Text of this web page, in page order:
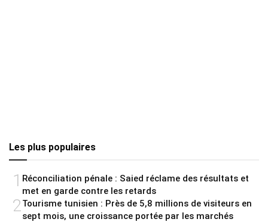
Les plus populaires
1 Réconciliation pénale : Saied réclame des résultats et
met en garde contre les retards
2 Tourisme tunisien : Près de 5,8 millions de visiteurs en
sept mois, une croissance portée par les marchés